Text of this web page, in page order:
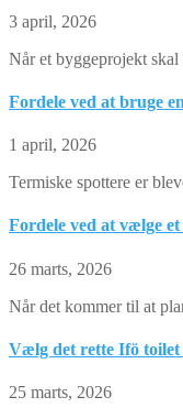
3 april, 2026
Når et byggeprojekt skal
Fordele ved at bruge
1 april, 2026
Termiske spottere er
Fordele ved at vælge
26 marts, 2026
Når det kommer til at
Vælg det rette Ifö
25 marts, 2026